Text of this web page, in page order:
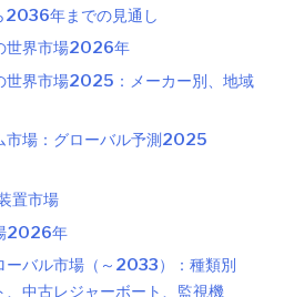
年までの見通し
世界市場2026年
世界市場2025：メーカー別、地域
市場：グローバル予測2025
置市場
2026年
ーバル市場（～2033）：種類別
、中古レジャーボート、監視機